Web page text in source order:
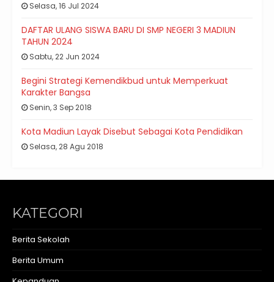
Selasa, 16 Jul 2024
DAFTAR ULANG SISWA BARU DI SMP NEGERI 3 MADIUN
TAHUN 2024
Sabtu, 22 Jun 2024
Begini Strategi Kemendikbud untuk Memperkuat
Karakter Bangsa
Senin, 3 Sep 2018
Kota Madiun Layak Disebut Sebagai Kota Pendidikan
Selasa, 28 Agu 2018
KATEGORI
Berita Sekolah
Berita Umum